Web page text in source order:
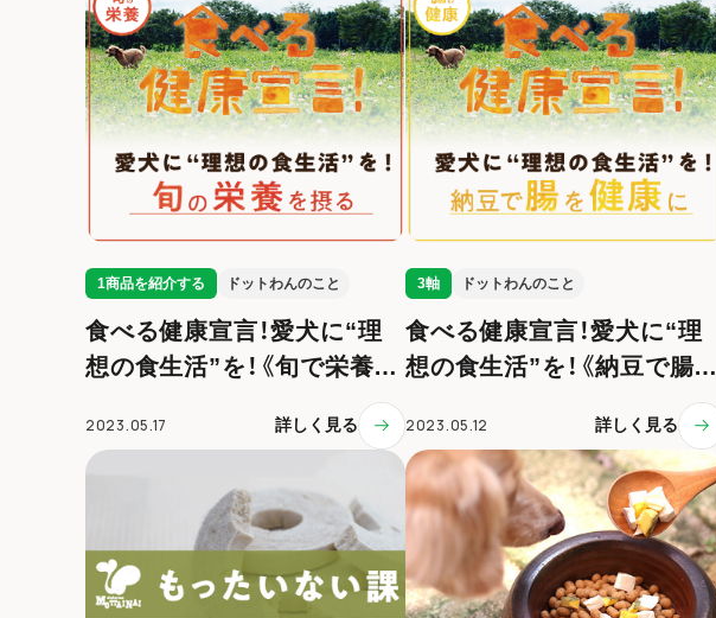
1商品を紹介する ドットわんのこと
食べる健康宣言！愛犬に“理
想の食生活”を！《旬で栄養を
2023.05.17 詳しく見る
3軸 ドットわんのこと
食べる健康宣言！愛犬に“理
想の食生活”を！《納豆で腸を
2023.05.12 詳しく見る